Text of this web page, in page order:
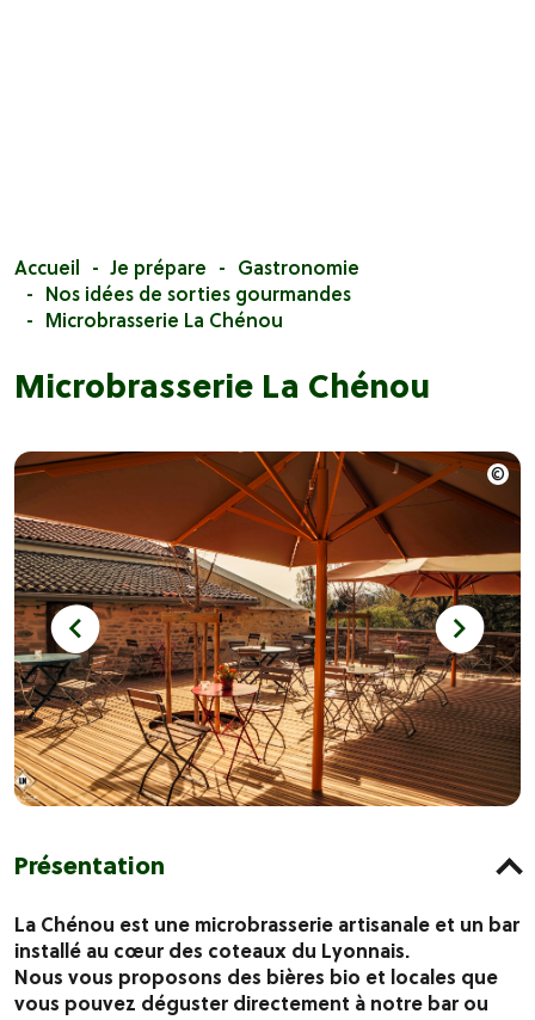
Accueil Je prépare
Gastronomie
Nos idées de sorties gourmandes
Microbrasserie La Chénou
Microbrasserie La Chénou
Présentation
La Chénou est une microbrasserie artisanale et un bar
installé au cœur des coteaux du Lyonnais.
Nous vous proposons des bières bio et locales que
vous pouvez déguster directement à notre bar ou